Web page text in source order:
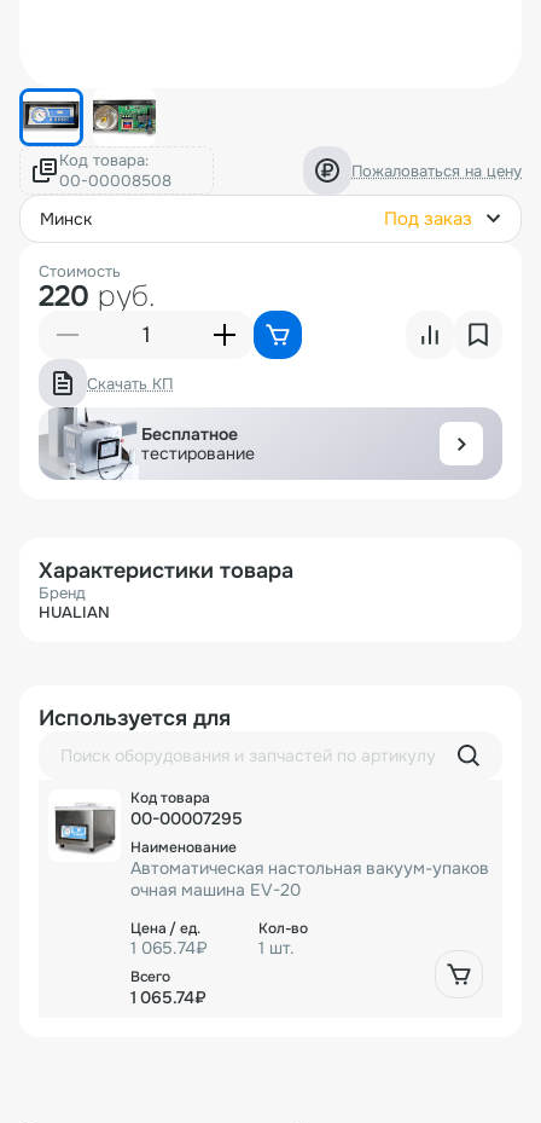
Код товара: Пожаловаться на цену
минск Под заказ
Стоимость
220 руб.
Скачать КП
Бесплатное
тестирование
Характеристики товара
Бренд
HUALIAN
Используется для
00-00007295
Автоматическая настольная вакуум-упаков
очная машина EV-20
1 065.74₽ 1 шт.
1 065.74₽